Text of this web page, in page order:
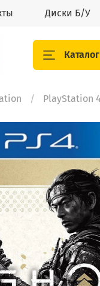
Диски Б/У
Каталог
PlayStation 4